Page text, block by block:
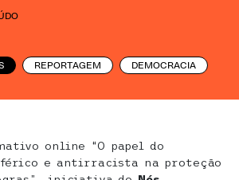
REPORTAGEM DEMOCRACIA
online “O papel do
e antirracista na proteção